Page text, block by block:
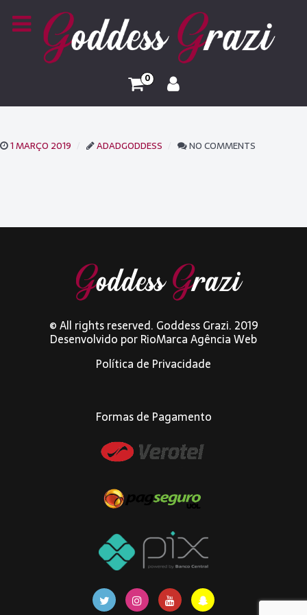
0
1 MARÇO 2019 ADADGODDESS NO COMMENTS
© All rights reserved. Goddess Grazi. 2019
Desenvolvido porRioMarca Agência Web
Política de Privacidade
Formas de Pagamento